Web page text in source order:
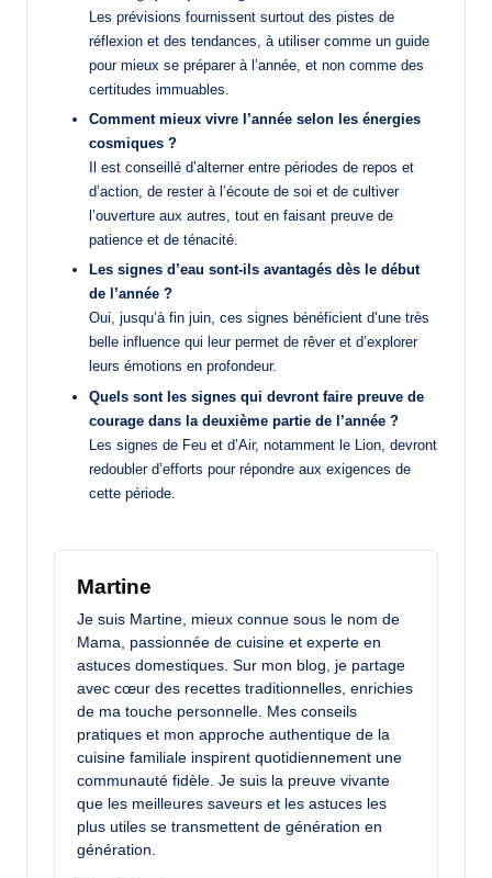
Les prévisions fournissent surtout des pistes de
réflexion et des tendances, à utiliser comme un guide
pour mieux se préparer à l’année, et non comme des
certitudes immuables.
Comment mieux vivre l’année selon les énergies
cosmiques ?
Il est conseillé d’alterner entre périodes de repos et
d’action, de rester à l’écoute de soi et de cultiver
l’ouverture aux autres, tout en faisant preuve de
patience et de ténacité.
Les signes d’eau sont-ils avantagés dès le début
de l’année ?
Oui, jusqu’à fin juin, ces signes bénéficient d’une très
belle influence qui leur permet de rêver et d’explorer
leurs émotions en profondeur.
Quels sont les signes qui devront faire preuve de
courage dans la deuxième partie de l’année ?
Les signes de Feu et d’Air, notamment le Lion, devront
redoubler d’efforts pour répondre aux exigences de
cette période.
Martine
Je suis Martine, mieux connue sous le nom de
Mama, passionnée de cuisine et experte en
astuces domestiques. Sur mon blog, je partage
avec cœur des recettes traditionnelles, enrichies
de ma touche personnelle. Mes conseils
pratiques et mon approche authentique de la
cuisine familiale inspirent quotidiennement une
communauté fidèle. Je suis la preuve vivante
que les meilleures saveurs et les astuces les
plus utiles se transmettent de génération en
génération.